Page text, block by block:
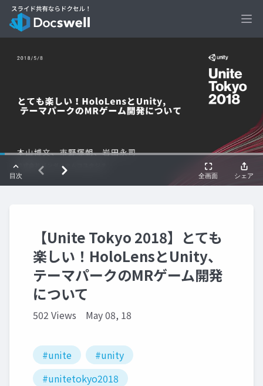
【Unite Tokyo 2018】とても
楽しい！HoloLensとUnity、
テーマパークのMRゲーム開発
について
502 Views May 08, 18
#unite
#unity
#unitetokyo2018